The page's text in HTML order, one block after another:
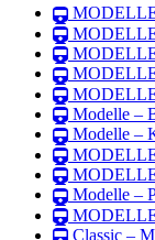
Modelle –
Modelle –
Modelle –
Classic –